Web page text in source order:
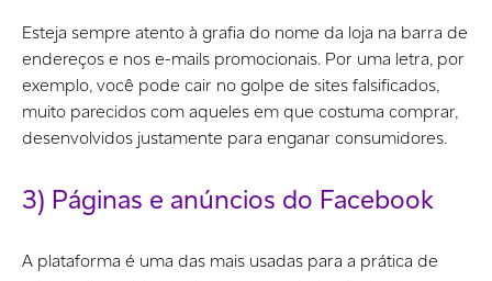
Esteja sempre atento à grafia do nome da loja na barra de
endereços e nos e-mails promocionais. Por uma letra, por
exemplo, você pode cair no golpe de sites falsificados,
muito parecidos com aqueles em que costuma comprar,
desenvolvidos justamente para enganar consumidores.
3) Páginas e anúncios do Facebook
A plataforma é uma das mais usadas para a prática de